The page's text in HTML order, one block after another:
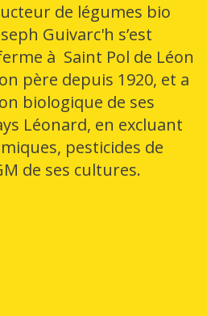
de légumes bio
Guivarc'h s’est
à Saint Pol de Léon
père depuis 1920, et a
biologique de ses
Léonard, en excluant
pesticides de
de ses cultures.